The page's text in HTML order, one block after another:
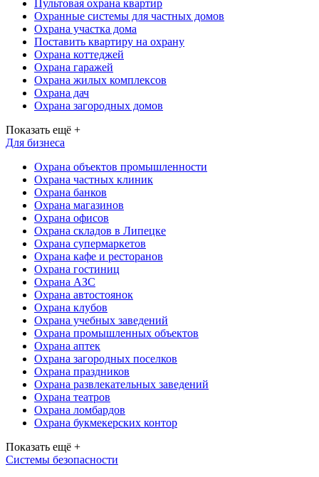
Пультовая охрана квартир
Охранные системы для частных домов
Охрана участка дома
Поставить квартиру на охрану
Охрана коттеджей
Охрана гаражей
Охрана жилых комплексов
Охрана дач
Охрана загородных домов
Показать ещё +
Для бизнеса
Охрана объектов промышленности
Охрана частных клиник
Охрана банков
Охрана магазинов
Охрана офисов
Охрана складов в Липецке
Охрана супермаркетов
Охрана кафе и ресторанов
Охрана гостиниц
Охрана АЗС
Охрана автостоянок
Охрана клубов
Охрана учебных заведений
Охрана промышленных объектов
Охрана аптек
Охрана загородных поселков
Охрана праздников
Охрана развлекательных заведений
Охрана театров
Охрана ломбардов
Охрана букмекерских контор
Показать ещё +
Системы безопасности